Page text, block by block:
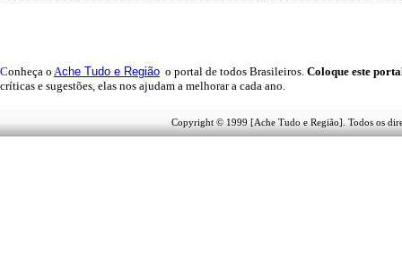
Conheça o Ache Tudo e Região o portal de todos Brasileiros. Coloque este
críticas e sugestões, elas nos ajudam a melhorar a cada ano.
Copyright © 1999 [Ache Tudo e Região]. Todos os